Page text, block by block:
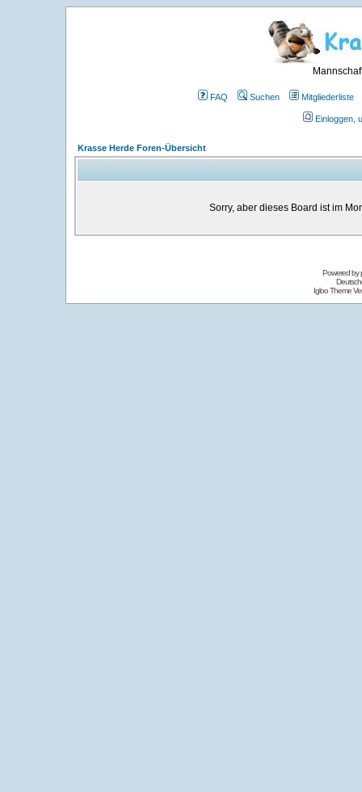
FAQ Suchen Mitgliederliste
Einloggen,
Krasse Herde Foren-Übersicht
Sorry, aber dieses Board ist im
Powered by
Igloo Theme